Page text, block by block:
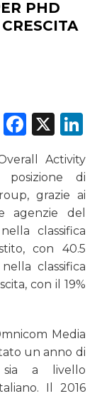
PHD
X
Activity
posizione di
grazie ai
agenzie del
classifica
con 40.5
classifica
con il 19%
Media
un anno di
a livello
Il 2016